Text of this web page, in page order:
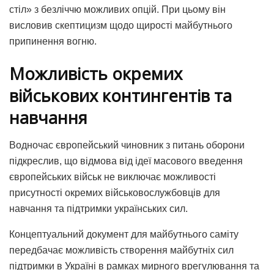
стіл» з безліччю можливих опцій. При цьому він
висловив скептицизм щодо щирості майбутнього
припинення вогню.
Можливість окремих
військових контингентів та
навчання
Водночас європейський чиновник з питань оборони
підкреслив, що відмова від ідеї масового введення
європейських військ не виключає можливості
присутності окремих військовослужбовців для
навчання та підтримки українських сил.
Концептуальний документ для майбутнього саміту
передбачає можливість створення майбутніх сил
підтримки в Україні в рамках мирного врегулювання та